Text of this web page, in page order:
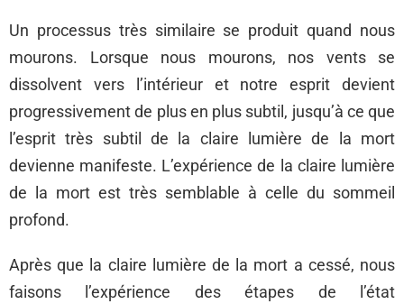
Un processus très similaire se produit quand nous
mourons. Lorsque nous mourons, nos vents se
dissolvent vers l’intérieur et notre esprit devient
progressivement de plus en plus subtil, jusqu’à ce que
l’esprit très subtil de la claire lumière de la mort
devienne manifeste. L’expérience de la claire lumière
de la mort est très semblable à celle du sommeil
profond.
Après que la claire lumière de la mort a cessé, nous
faisons l’expérience des étapes de l’état